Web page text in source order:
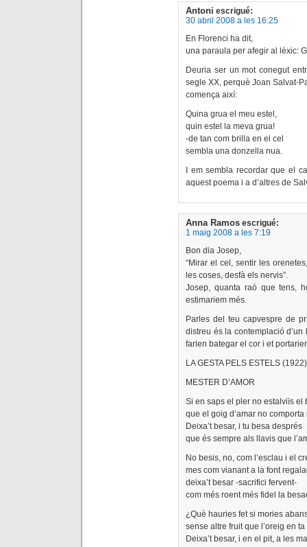
Antoni escrigué:
30 abril 2008 a les 16:25
En Florenci ha dit,
una paraula per afegir al lèxic:
Deuria ser un mot conegut
segle XX, perquè Joan Salvat-
comença així:
Quina grua el meu estel,
quin estel la meva grua!
-de tan com brilla en el cel
sembla una donzella nua.
I em sembla recordar que el
aquest poema i a d’altres de
Anna Ramos escrigué:
1 maig 2008 a les 7:19
Bon dia Josep,
“Mirar el cel, sentir les
les coses, desfà els nervis”.
Josep, quanta raó que tens,
estimariem més.
Parles del teu capvespre de
distreu és la contemplació
farien bategar el cor i et
LA GESTA PELS ESTELS
MESTER D’AMOR
Si en saps el pler no estalviïs el
que el goig d’amar no comporta
Deixa’t besar, i tu besa després
que és sempre als llavis que
No besis, no, com l’esclau i el
mes com vianant a la font
deixa’t besar -sacrifici fervent-
com més roent més fidel la
¿Què hauries fet si mories
sense altre fruit que l’oreig en
Deixa’t besar, i en el pit, a les